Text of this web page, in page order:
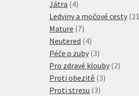
Játra 44
produkty
Ledviny a močové cesty 21
Mature 77
produktů
Neutered 44
produkty
Péče o zuby 33
produkty
Pro zdravé klouby 22
Proti obezitě 33
Proti stresu 33